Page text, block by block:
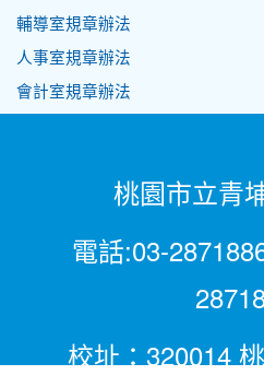
輔導室規章辦法
人事室規章辦法
會計室規章辦法
桃園市立青
電話:03-
校址：320014